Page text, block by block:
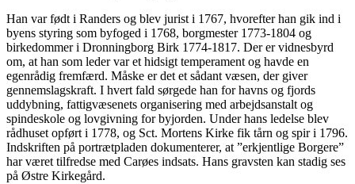
Han var født i Randers og blev jurist i 1767, hvorefter han gik ind i
byens styring som byfoged i 1768, borgmester 1773-1804 og
birkedommer i Dronningborg Birk 1774-1817. Der er vidnesbyrd
om, at han som leder var et hidsigt temperament og havde en
egenrådig fremfærd. Måske er det et sådant væsen, der giver
gennemslagskraft. I hvert fald sørgede han for havns og fjords
uddybning, fattigvæsenets organisering med arbejdsanstalt og
spindeskole og lovgivning for byjorden. Under hans ledelse blev
rådhuset opført i 1778, og Sct. Mortens Kirke fik tårn og spir i 1796.
Indskriften på portrætpladen dokumenterer, at ”erkjentlige Borgere”
har været tilfredse med Carøes indsats. Hans gravsten kan stadig ses
på Østre Kirkegård.